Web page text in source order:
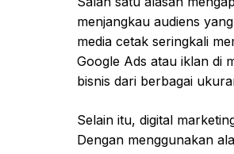
menjangkau audiens
media cetak seringkali
Google Ads atau iklan di
bisnis dari berbagai
Selain itu, digital
Dengan menggunakan